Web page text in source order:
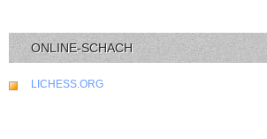
ONLINE-SCHACH
LICHESS.ORG